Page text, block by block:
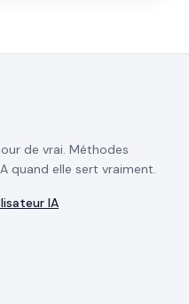
de vrai. Méthodes
quand elle sert vraiment.
IA